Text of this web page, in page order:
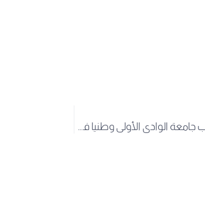
صحيفة الخبر تكتب جامعة الوادي الأولى وطنيا في وسم “أدرس بالجزائر”